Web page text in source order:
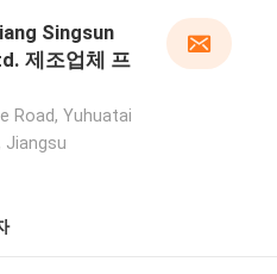
Singsun
제조업체 프
Road, Yuhuatai
Jiangsu